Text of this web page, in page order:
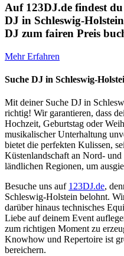
Auf 123DJ.de findest
DJ in Schleswig-
DJ zum fairen Preis
Mehr Erfahren
Suche DJ in Schleswig-
Mit deiner Suche DJ in
richtig! Wir garantieren, dass
Hochzeit, Geburtstag oder
musikalischer Unterhaltung
bietet die perfekten Kulissen,
Küstenlandschaft an Nord- und
ländlichen Regionen, um
Besuche uns auf 123DJ.de,
Schleswig-Holstein belohnt.
darüber hinaus technisches
Liebe auf deinem Event
zum richtigen Moment zu
Knowhow und Repertoire ist
bereichern.